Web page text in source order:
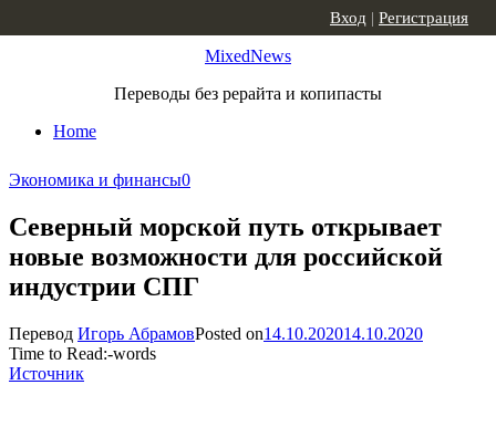
MixedNews
Переводы без рерайта и копипасты
Home
Вход | Регистрация
Экономика и финансы0
Северный морской путь открывает
новые возможности для российской
индустрии СПГ
Перевод Игорь АбрамовPosted on14.10.202014.10.2020
Time to Read:-words
Источник